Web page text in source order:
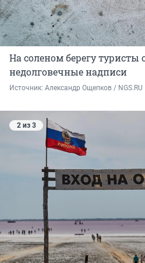
На соленом берегу туристы
недолговечные надписи
Источник: Александр Ощепков / NGS.RU
2 из 3